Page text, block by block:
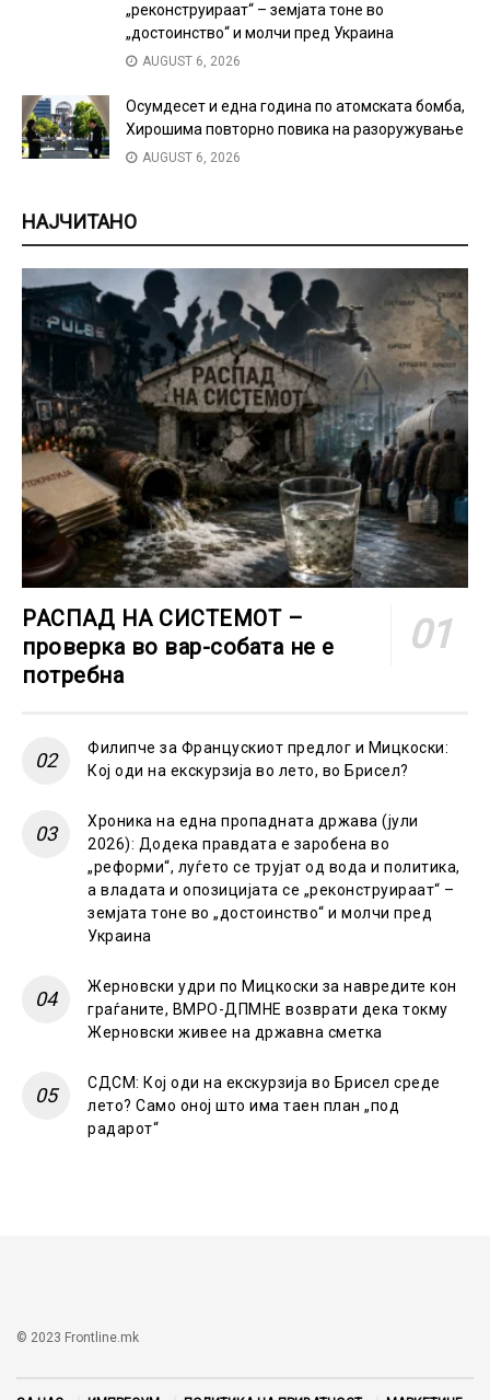
„реконструираат“ – земјата тоне во
„достоинство“ и молчи пред Украина
AUGUST 6, 2026
Осумдесет и една година по атомската бомба,
Хирошима повторно повика на разоружување
AUGUST 6, 2026
НАЈЧИТАНО
РАСПАД НА СИСТЕМОТ –
проверка во вар-собата не е
потребна
Филипче за Францускиот предлог и Мицкоски:
Кој оди на екскурзија во лето, во Брисел?
Хроника на една пропадната држава (јули
2026): Додека правдата е заробена во
„реформи“, луѓето се трујат од вода и политика,
а владата и опозицијата се „реконструираат“ –
земјата тоне во „достоинство“ и молчи пред
Украина
Жерновски удри по Мицкоски за навредите кон
граѓаните, ВМРО-ДПМНЕ возврати дека токму
Жерновски живее на државна сметка
СДСМ: Кој оди на екскурзија во Брисел среде
лето? Само оној што има таен план „под
радарот“
© 2023 Frontline.mk